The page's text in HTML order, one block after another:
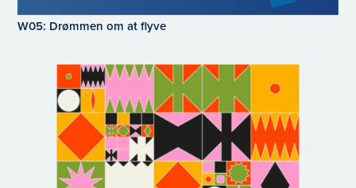
W05: Drømmen om at flyve